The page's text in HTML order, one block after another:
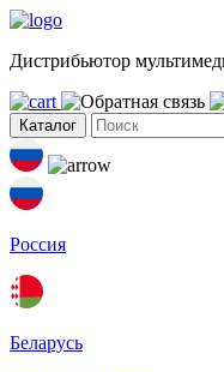
Дистрибьютор
Каталог
Россия
Беларусь